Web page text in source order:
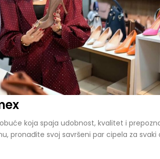
koja spaja udobnost, kvalitet i
pronađite svoj savršeni par cipela za svaki